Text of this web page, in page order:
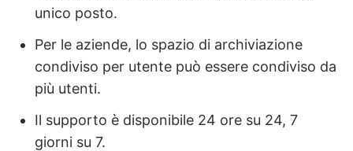
unico posto.
Per le aziende, lo spazio di archiviazione
condiviso per utente può essere condiviso da
più utenti.
Il supporto è disponibile 24 ore su 24, 7
giorni su 7.